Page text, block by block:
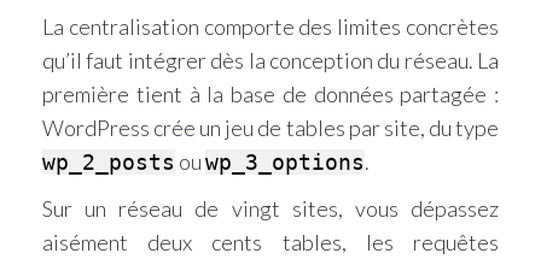
La centralisation comporte des limites concrètes
qu’il faut intégrer dès la conception du réseau. La
première tient à la base de données partagée :
WordPress crée un jeu de tables par site, du type
wp_2_posts ouwp_3_options.
Sur un réseau de vingt sites, vous dépassez
aisément deux cents tables, les requêtes